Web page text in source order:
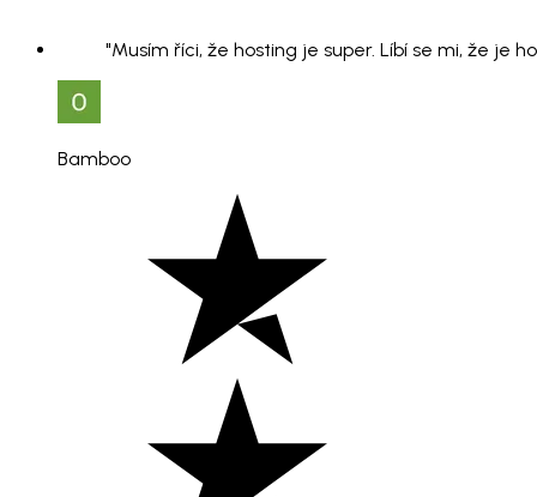
"Musím říci, že hosting je super. Líbí se mi, že je
Bamboo